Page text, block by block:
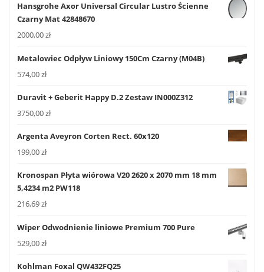
Hansgrohe Axor Universal Circular Lustro Ścienne
Czarny Mat 42848670
2000,00zł
Metalowiec Odpływ Liniowy 150Cm Czarny (M04B)
574,00zł
Duravit + Geberit Happy D.2 Zestaw IN000Z312
3750,00zł
Argenta Aveyron Corten Rect. 60x120
199,00zł
Kronospan Płyta wiórowa V20 2620 x 2070 mm 18 mm
5,4234 m2 PW118
216,69zł
Wiper Odwodnienie liniowe Premium 700 Pure
529,00zł
Kohlman Foxal QW432FQ25